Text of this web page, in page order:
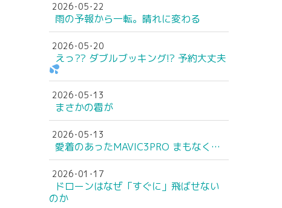
2026･05･22
雨の予報から一転。晴れに変わる
2026･05･20
えっ?? ダブルブッキング!? 予約大丈夫
2026･05･13
まさかの雹が
2026･05･13
愛着のあったMAVIC3PRO まもなく…
2026･01･17
ドローンはなぜ「すぐに」飛ばせない
のか